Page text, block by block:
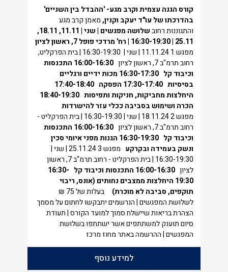
קורס הגנה עצמית וקרב מגע-'ההבדל בין השניים'
בהדרכתו של עו"ד יעקב וקנין,מאמן קרב מגע
והתגוננות רחוב
שלושה מפגשים | שני | 11.11, 18.11,
25.11 | 16:30-19:30 |
רח' מרדכי פופל 7, ראשון לציון
מפגש 1 11.11.24 | שני | 16:30-19:30 | בית הפרקליט,
רחוב תרמ"ב 7, ראשון לציון
16:00-16:30 התכנסות
וכיבוד קל 16:30-17:30 מכות ידיים ורגליים
בסיסיות 17:30-17:40 הפסקה 17:40-18:40
היחלצות מחביקות, חניקות ותפיסות 18:40-19:30
הכרה ושימוש בסביבה ככלי עזר להישרדות
מפגש 2 18.11.24 | שני | 16:30-19:30 | בית הפרקליט -
רחוב תרמ"ב 7, ראשון לציון
16:00-16:30 התכנסות
וכיבוד קל 16:30-19:30 הגנות מפני איומי סכין
ונשק בעמידה ובקרקע
מפגש 3 25.11.24 | שני |
16:30-19:30 | בית הפרקליט - רחוב תרמ"ב 7, ראשון
לציון 16:00-16:30 התכנסות וכיבוד קל 16:30-
19:30 היחלצות ממצבים נחותים (אונס, ריבוי
תוקפים, סביבה לא מוכרת)
בעלות של 75 ₪
לשלושת המפגשים | הנרשמים יתבקשו לחתום על מסמך
הצהרת בריאות שיישלח סמוך למועד הקורס | תעודת
סיום תוענק למשתתפים אשר ישתתפו בשלושת
המפגשים | ההרשמה באתר מחוז מרכז
למידע נוסף